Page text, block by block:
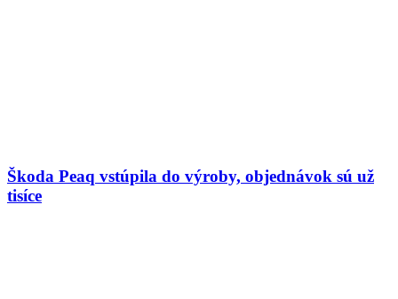
Škoda Peaq vstúpila do výroby, objednávok sú už
tisíce